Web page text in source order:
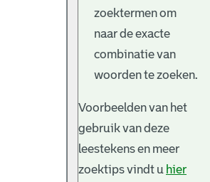
zoektermen om
naar de exacte
combinatie van
woorden te zoeken.
Voorbeelden van het
gebruik van deze
leestekens en meer
zoektips vindt u hier